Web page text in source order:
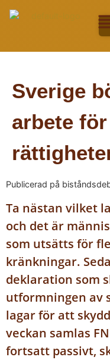
Sverige
arbete
Publicerad på
Ta nästan vilket
och det är
som utsätts för
kränkningar.
deklaration som
utformningen av
lagar för att
veckan samlas
fortsatt passivt,